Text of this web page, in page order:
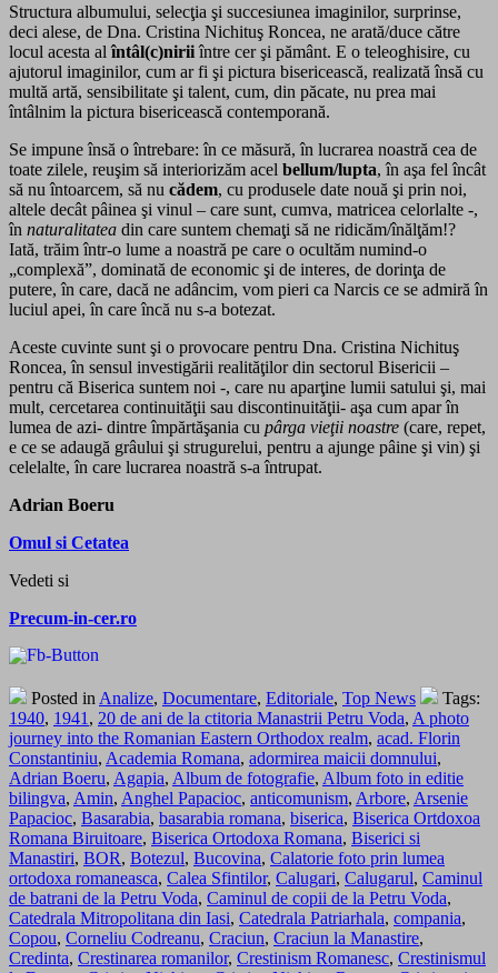
Structura albumului, selecţia şi succesiunea imaginilor, surprinse,
deci alese, de Dna. Cristina Nichituş Roncea, ne arată/duce către
locul acesta alîntâl(c)niriiîntre cer şi pământ. E o teleoghisire, cu
ajutorul imaginilor, cum ar fi şi pictura bisericească, realizată însă cu
multă artă, sensibilitate şi talent, cum, din păcate, nu prea mai
întâlnim la pictura bisericească contemporană.
Se impune însă o întrebare: în ce măsură, în lucrarea noastră cea de
toate zilele, reuşim să interiorizăm acel bellum/lupta, în aşa fel încât
să nu întoarcem, să nu cădem, cu produsele date nouă şi prin noi,
altele decât pâinea şi vinul – care sunt, cumva, matricea celorlalte -,
în naturalitatea din care suntem chemaţi să ne ridicăm/înălţăm!?
Iată, trăim într-o lume a noastră pe care o ocultăm numind-o
„complexă”, dominată de economic şi de interes, de dorinţa de
putere, în care, dacă ne adâncim, vom pieri ca Narcis ce se admiră în
luciul apei, în care încă nu s-a botezat.
Aceste cuvinte sunt şi o provocare pentru Dna. Cristina Nichituş
Roncea, în sensul investigării realităţilor din sectorul Bisericii –
pentru că Biserica suntem noi -, care nu aparţine lumii satului şi, mai
mult, cercetarea continuităţii sau discontinuităţii- aşa cum apar în
lumea de azi- dintre împărtăşania cu pârga vieţii noastre (care, repet,
e ce se adaugă grâului şi strugurelui, pentru a ajunge pâine şi vin) şi
celelalte, în care lucrarea noastră s-a întrupat.
Adrian Boeru
Omul si Cetatea
Vedeti si
Precum-in-cer.ro
Posted in Analize, Documentare, Editoriale, Top News
Tags:
1940, 1941 , 20 de ani de la ctitoria Manastrii Petru Voda, A photo
journey into the Romanian Eastern Orthodox realm, acad. Florin
Constantiniu, Academia Romana, adormirea maicii domnului,
Adrian Boeru, Agapia, Album de fotografie, Album foto in editie
bilingva, Amin, Anghel Papacioc, anticomunism, Arbore, Arsenie
Papacioc, Basarabia, basarabia romana, biserica, Biserica Ortdoxoa
Romana Biruitoare, Biserica Ortodoxa Romana, Biserici si
Manastiri, BOR, Botezul, Bucovina, Calatorie foto prin lumea
ortodoxa romaneasca, Calea Sfintilor, Calugari, Calugarul, Caminul
de batrani de la Petru Voda, Caminul de copii de la Petru Voda,
Catedrala Mitropolitana din Iasi, Catedrala Patriarhala, compania,
Copou, Corneliu Codreanu, Craciun, Craciun la Manastire,
Credinta, Crestinarea romanilor, Crestinism Romanesc, Crestinismul